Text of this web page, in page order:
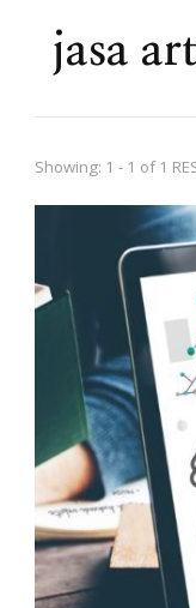
jasa
Showing: 1 - 1 of 1